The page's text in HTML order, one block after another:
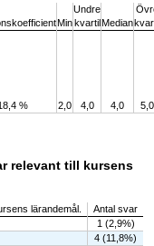
Min
Undre
kvartilMedian
% 2,0 4,0 4,0 5,0
relevant till kursens
lärandemål.
Antal svar
1 (2,9%)
4 (11,8%)